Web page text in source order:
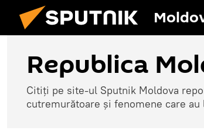
Republica
Citiți pe site-ul Sputnik Moldova
cutremurătoare și fenomene care